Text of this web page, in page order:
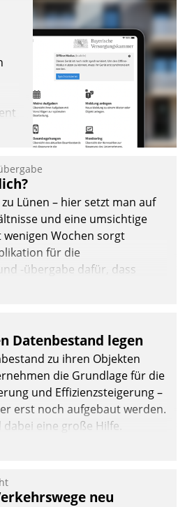
Lünen – hier setzt man auf
und eine umsichtige
Wochen sorgt
für die
-übergabe dafür, dass
und, so es sein muss,
Datenbestand legen
zu ihren Objekten
die Grundlage für die
und Effizienzsteigerung –
erst noch aufgebaut werden.
eine große Hilfe.
neu